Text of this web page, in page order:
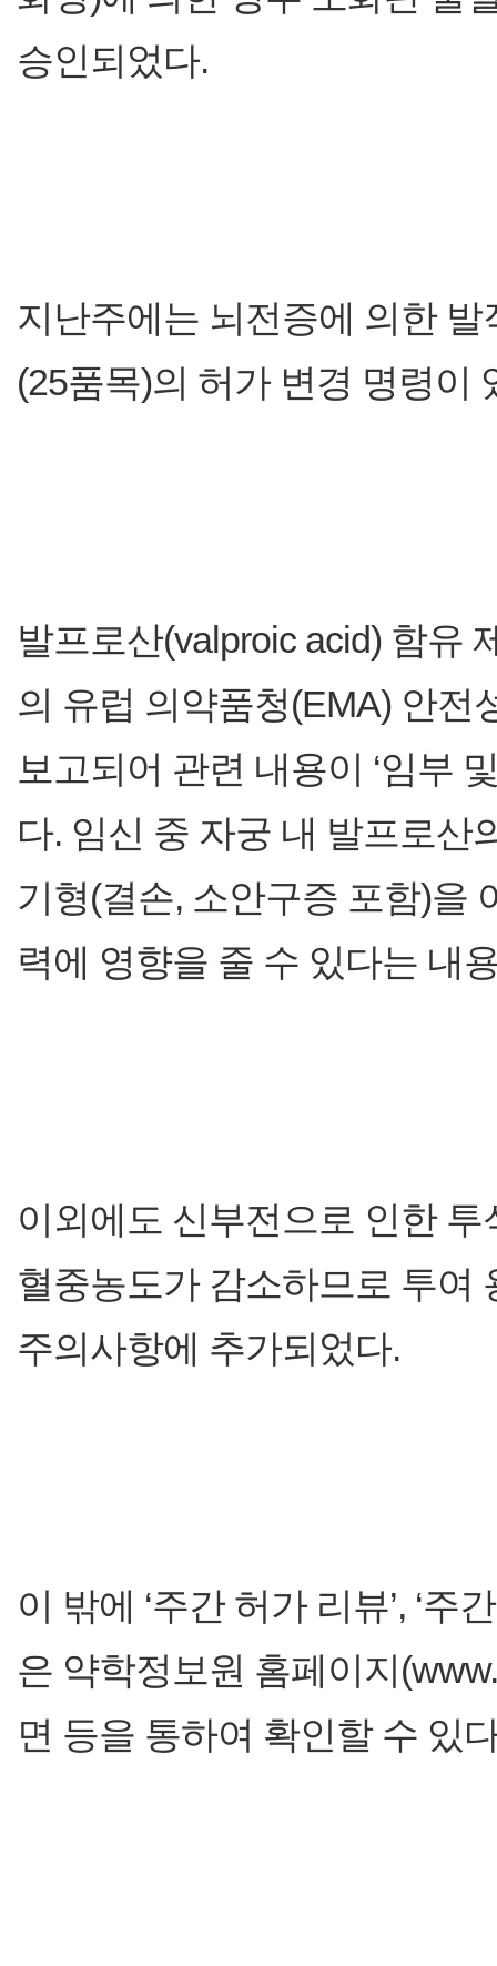
승인되었다.
지난주에는 뇌전증에 의한
(25품목)의 허가 변경 명령이
발프로산(valproic acid) 함유
의 유럽 의약품청(EMA) 안전
보고되어 관련 내용이 ‘임부
다. 임신 중 자궁 내 발프로산
기형(결손, 소안구증 포함)을
력에 영향을 줄 수 있다는 내
이외에도 신부전으로 인한
혈중농도가 감소하므로 투여
주의사항에 추가되었다.
이 밖에 ‘주간 허가 리뷰’, ‘주
은 약학정보원 홈페이지
면 등을 통하여 확인할 수 있